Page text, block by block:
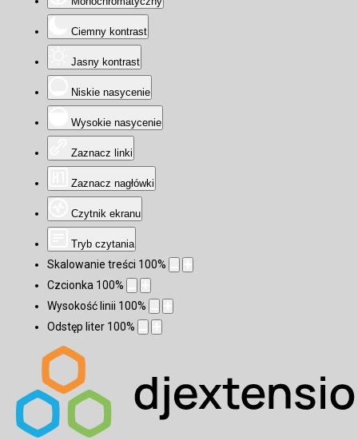
Ciemny kontrast
Jasny kontrast
Niskie nasycenie
Wysokie nasycenie
Zaznacz linki
Zaznacz nagłówki
Czytnik ekranu
Tryb czytania
Skalowanie treści 100%
Czcionka 100%
Wysokość linii 100%
Odstęp liter 100%